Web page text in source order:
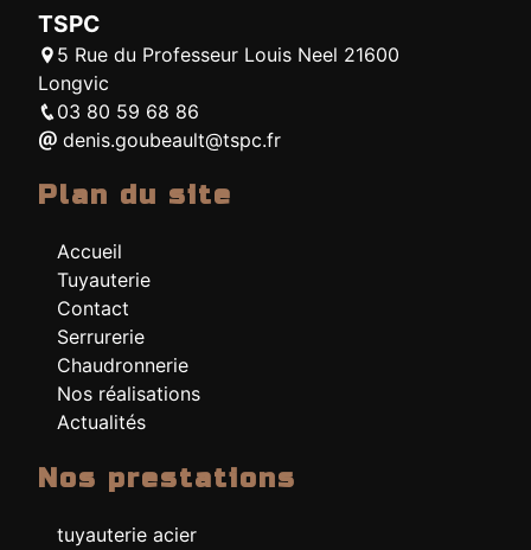
TSPC
5 Rue du Professeur Louis Neel 21600
Longvic
03 80 59 68 86
denis.goubeault@tspc.fr
Plan du site
Accueil
Tuyauterie
Contact
Serrurerie
Chaudronnerie
Nos réalisations
Actualités
Nos prestations
tuyauterie acier